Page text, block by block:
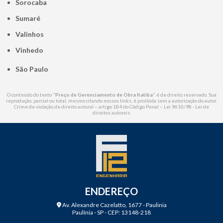
Sorocaba
Sumaré
Valinhos
Vinhedo
São Paulo
O conteúdo do texto "Preço de Gerenciamento de Obra Itatiba" é de direito reservado. Sua
reprodução, parcial ou total, mesmo citando nossos links, é proibida sem a autorização do autor.
Crime de violação de direito autoral – artigo 184 do Código Penal – Lei 9610/98 - Lei de
direitos autorais.
ENDEREÇO
Av. Alexandre Cazelatto, 1677 - Paulinia
Paulínia - SP - CEP: 13148-218